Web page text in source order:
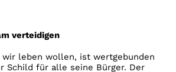
verteidigen
wir leben wollen, ist wertgebunden
Schild für alle seine Bürger. Der